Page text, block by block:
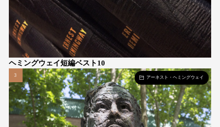
ヘミングウェイ短編ベスト10
アーネスト・ヘミングウェイ